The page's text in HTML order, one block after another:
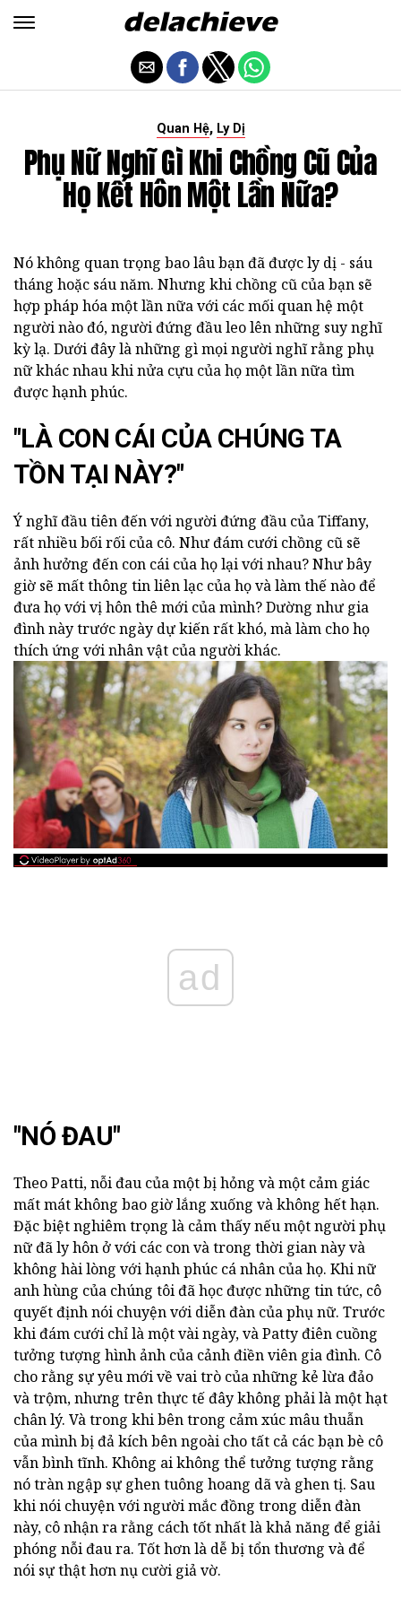
Quan Hệ, Ly Dị
Phụ Nữ Nghĩ Gì Khi Chồng Cũ Của
Họ Kết Hôn Một Lần Nữa?
Nó không quan trọng bao lâu bạn đã được ly dị - sáu
tháng hoặc sáu năm. Nhưng khi chồng cũ của bạn sẽ
hợp pháp hóa một lần nữa với các mối quan hệ một
người nào đó, người đứng đầu leo lên những suy nghĩ
kỳ lạ. Dưới đây là những gì mọi người nghĩ rằng phụ
nữ khác nhau khi nửa cựu của họ một lần nữa tìm
được hạnh phúc.
"LÀ CON CÁI CỦA CHÚNG TA
TỒN TẠI NÀY?"
Ý nghĩ đầu tiên đến với người đứng đầu của Tiffany,
rất nhiều bối rối của cô. Như đám cưới chồng cũ sẽ
ảnh hưởng đến con cái của họ lại với nhau? Như bây
giờ sẽ mất thông tin liên lạc của họ và làm thế nào để
đưa họ với vị hôn thê mới của mình? Dường như gia
đình này trước ngày dự kiến rất khó, mà làm cho họ
thích ứng với nhân vật của người khác.
ad
"NÓ ĐAU"
Theo Patti, nỗi đau của một bị hỏng và một cảm giác
mất mát không bao giờ lắng xuống và không hết hạn.
Đặc biệt nghiêm trọng là cảm thấy nếu một người phụ
nữ đã ly hôn ở với các con và trong thời gian này và
không hài lòng với hạnh phúc cá nhân của họ. Khi nữ
anh hùng của chúng tôi đã học được những tin tức, cô
quyết định nói chuyện với diễn đàn của phụ nữ. Trước
khi đám cưới chỉ là một vài ngày, và Patty điên cuồng
tưởng tượng hình ảnh của cảnh điền viên gia đình. Cô
cho rằng sự yêu mới về vai trò của những kẻ lừa đảo
và trộm, nhưng trên thực tế đây không phải là một hạt
chân lý. Và trong khi bên trong cảm xúc mâu thuẫn
của mình bị đả kích bên ngoài cho tất cả các bạn bè cô
vẫn bình tĩnh. Không ai không thể tưởng tượng rằng
nó tràn ngập sự ghen tuông hoang dã và ghen tị. Sau
khi nói chuyện với người mắc đồng trong diễn đàn
này, cô nhận ra rằng cách tốt nhất là khả năng để giải
phóng nỗi đau ra. Tốt hơn là dễ bị tổn thương và để
nói sự thật hơn nụ cười giả vờ.